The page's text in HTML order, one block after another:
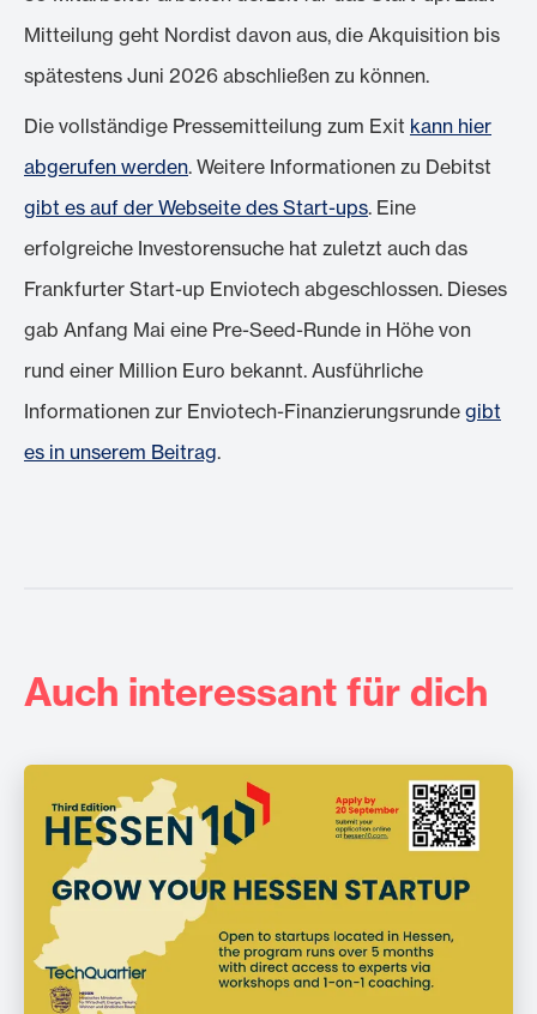
Mitteilung geht Nordist davon aus, die Akquisition bis
spätestens Juni 2026 abschließen zu können.
Die vollständige Pressemitteilung zum Exit kann hier
abgerufen werden. Weitere Informationen zu Debitst
gibt es auf der Webseite des Start-ups. Eine
erfolgreiche Investorensuche hat zuletzt auch das
Frankfurter Start-up Enviotech abgeschlossen. Dieses
gab Anfang Mai eine Pre-Seed-Runde in Höhe von
rund einer Million Euro bekannt. Ausführliche
Informationen zur Enviotech-Finanzierungsrunde gibt
es in unserem Beitrag.
Auch interessant für dich